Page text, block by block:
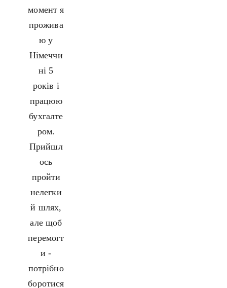
момент я
прожива
ю у
Німеччи
ні 5
років і
працюю
бухгалте
ром.
Прийшл
ось
пройти
нелегки
й шлях,
але щоб
перемогт
и -
потрібно
боротися